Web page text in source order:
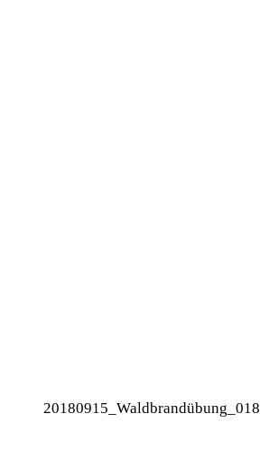
20180915_Waldbrandübung_018